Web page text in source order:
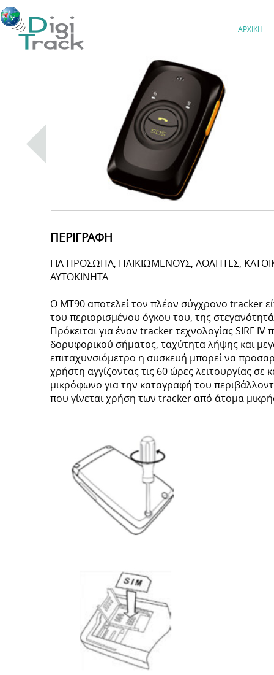
ΑΡΧΙΚΗ
ΠΕΡΙΓΡΑΦΗ
ΓΙΑ ΠΡΟΣΩΠΑ, ΗΛΙΚΙΩΜΕΝΟΥΣ, ΑΘΛΗΤΕΣ,
ΑΥΤΟΚΙΝΗΤΑ
Ο MT90 αποτελεί τον πλέον σύγχρονο tracker
του περιορισμένου όγκου του, της
Πρόκειται για έναν tracker τεχνολογίας SIRF
δορυφορικού σήματος, ταχύτητα λήψης και
επιταχυνσιόμετρο η συσκευή μπορεί να
χρήστη αγγίζοντας τις 60 ώρες λειτουργίας
μικρόφωνο για την καταγραφή του
που γίνεται χρήση των tracker από άτομα